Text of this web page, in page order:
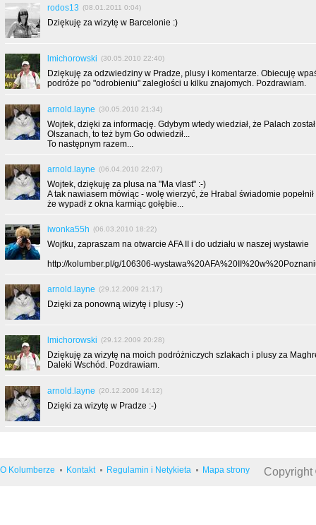
rodos13 (08.01.2011 0:04)
Dziękuję za wizytę w Barcelonie :)
lmichorowski (30.05.2010 22:40)
Dziękuję za odzwiedziny w Pradze, plusy i komentarze. Obiecuję
podróże po "odrobieniu" zaległości u kilku znajomych. Pozdrawiam.
arnold.layne (30.05.2010 21:34)
Wojtek, dzięki za informację. Gdybym wtedy wiedział, że Palach
Olszanach, to też bym Go odwiedził...
To następnym razem...
arnold.layne (06.04.2010 22:07)
Wojtek, dziękuję za plusa na "Ma vlast" :-)
A tak nawiasem mówiąc - wolę wierzyć, że Hrabal świadomie
że wypadł z okna karmiąc gołębie...
iwonka55h (06.03.2010 18:22)
Wojtku, zapraszam na otwarcie AFA II i do udziału w naszej wystawie
http://kolumber.pl/g/106306-
arnold.layne (29.12.2009 21:17)
Dzięki za ponowną wizytę i plusy :-)
lmichorowski (29.12.2009 20:28)
Dziękuję za wizytę na moich podróżniczych szlakach i plusy za
Daleki Wschód. Pozdrawiam.
arnold.layne (20.12.2009 14:12)
Dzięki za wizytę w Pradze :-)
O Kolumberze Kontakt Regulamin i Netykieta Mapa strony